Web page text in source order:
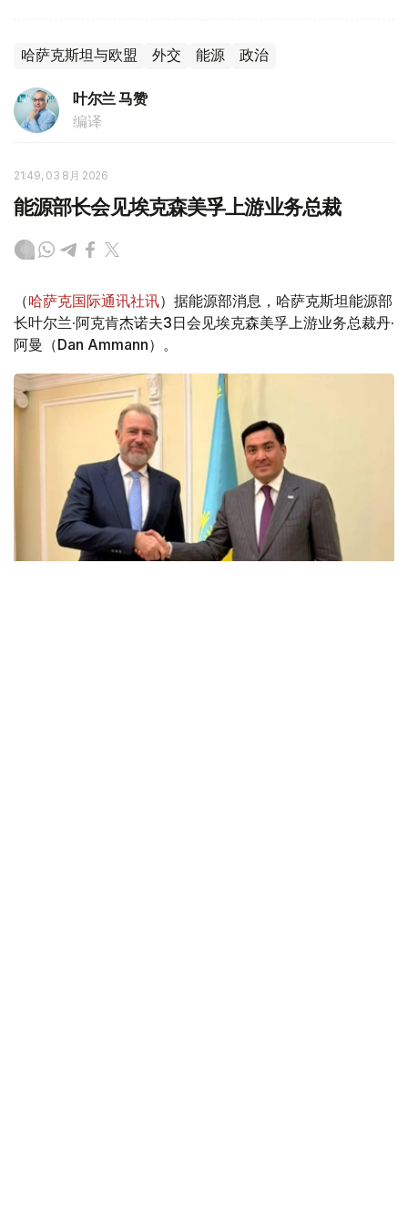
哈萨克斯坦与欧盟 外交 能源 政治
叶尔兰 马赞
编译
21:49, 03 8月 2026
能源部长会见埃克森美孚上游业务总裁
（哈萨克国际通讯社讯）据能源部消息，哈萨克斯坦能源部
长叶尔兰·阿克肯杰诺夫3日会见埃克森美孚上游业务总裁丹·
阿曼（Dan Ammann）。